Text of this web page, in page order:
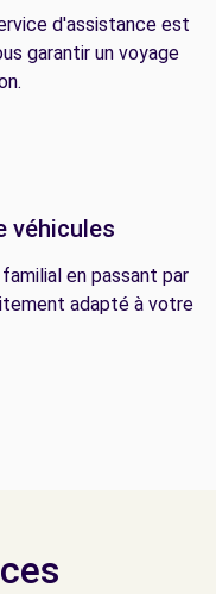
d'assistance est
garantir un voyage
véhicules
en passant par
adapté à votre